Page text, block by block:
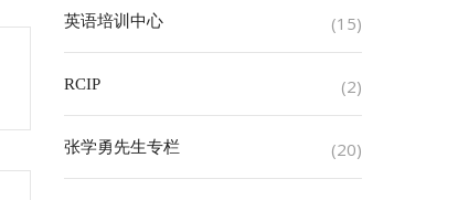
英语培训中心 (15)
RCIP (2)
张学勇先生专栏 (20)